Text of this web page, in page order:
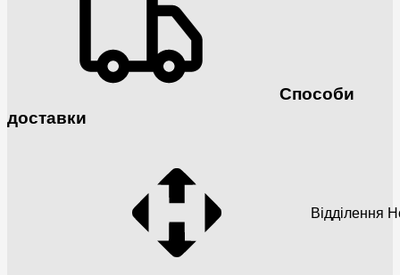
Способи
доставки
Відділення